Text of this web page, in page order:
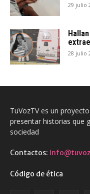
29 julio
28 julio
TuVozTV es un
presentar historias que
sociedad
Contactos:
Código de ética